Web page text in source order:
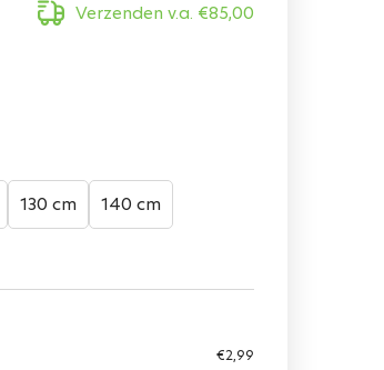
Verzenden v.a. €85,00
130 cm 140 cm
€2,99